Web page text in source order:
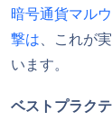
暗号通貨マル
撃は、これが
います。
ベストプラクテ